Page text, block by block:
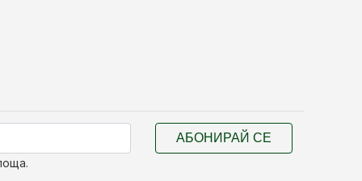
АБОНИРАЙ СЕ